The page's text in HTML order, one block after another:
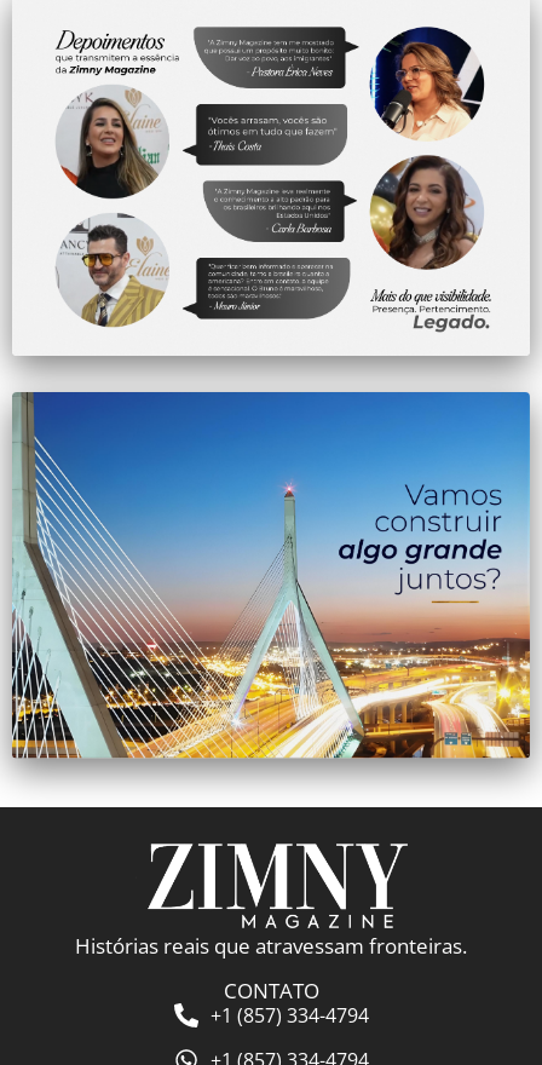
Histórias reais que atravessam fronteiras.
CONTATO
+1 (857) 334-4794